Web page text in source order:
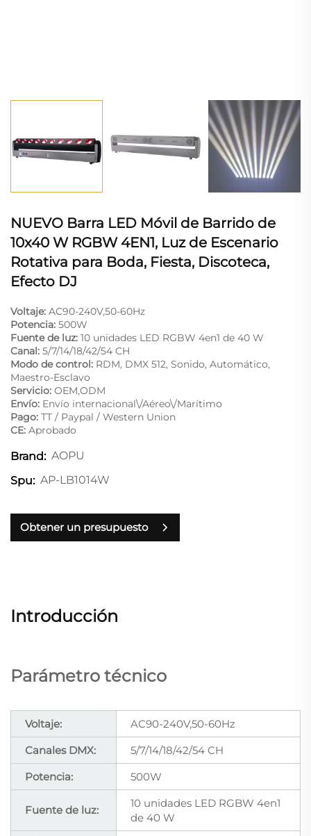
NUEVO Barra LED Móvil de Barrido de
10x40 W RGBW 4EN1, Luz de Escenario
Rotativa para Boda, Fiesta, Discoteca,
Efecto DJ
Voltaje: AC90-240V,50-60Hz
Potencia: 500W
Fuente de luz: 10 unidades LED RGBW 4en1 de 40 W
Canal: 5/7/14/18/42/54 CH
Modo de control: RDM, DMX 512, Sonido, Automático,
Maestro-Esclavo
Servicio: OEM,ODM
Envío: Envío internacional\/Aéreo\/Marítimo
Pago: TT / Paypal / Western Union
CE: Aprobado
Brand: AOPU
Spu: AP-LB1014W
Obtener un presupuesto
Introducción
Parámetro técnico
Voltaje:
AC90-240V,50-60Hz
Canales DMX:
5/7/14/18/42/54 CH
Potencia:
500W
Fuente de luz:
10 unidades LED RGBW 4en1
de 40 W